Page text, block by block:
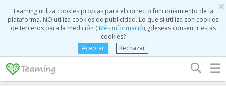
×
Teaming utiliza cookies propias para el correcto funcionamiento de la
plataforma. NO utiliza cookies de publicidad. Lo que sí utiliza son cookies
de terceros para la medición (Més informació), ¿deseas consentir estas
cookies?
Aceptar
Rechazar
☰